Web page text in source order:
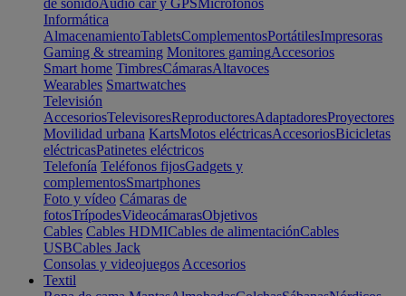
de sonidoAudio car y GPSMicrófonos
Informática
AlmacenamientoTabletsComplementosPortátilesImpresoras
Gaming & streaming Monitores gamingAccesorios
Smart home TimbresCámarasAltavoces
Wearables Smartwatches
Televisión
AccesoriosTelevisoresReproductoresAdaptadoresProyectores
Movilidad urbana KartsMotos eléctricasAccesoriosBicicletas
eléctricasPatinetes eléctricos
Telefonía Teléfonos fijosGadgets y
complementosSmartphones
Foto y vídeo Cámaras de
fotosTrípodesVideocámarasObjetivos
Cables Cables HDMICables de alimentaciónCables
USBCables Jack
Consolas y videojuegos Accesorios
Textil